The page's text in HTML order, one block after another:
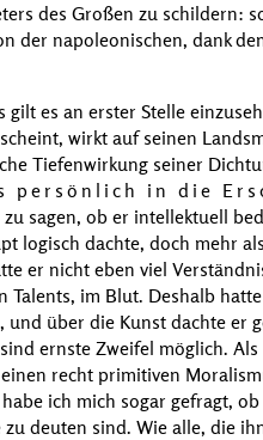
des Großen zu schildern:
der napoleonischen, dank
gilt es an erster Stelle
wirkt auf seinen
Tiefenwirkung seiner
persönlich in die
sagen, ob er intellektuell
logisch dachte, doch mehr
er nicht eben viel
im Blut. Deshalb
über die Kunst dachte er
ernste Zweifel möglich.
recht primitiven
ich mich sogar gefragt,
deuten sind. Wie alle, die